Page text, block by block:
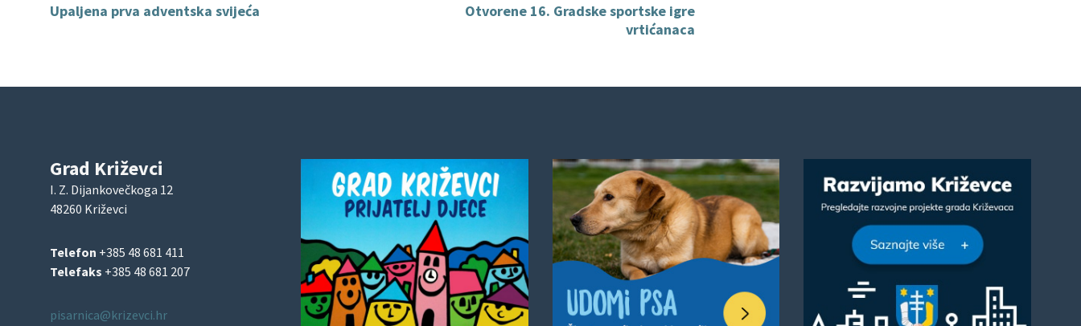
Upaljena prva adventska svijeća
Otvorene 16. Gradske sportske igre
vrtićanaca
Grad Križevci
I. Z. Dijankovečkoga 12
48260 Križevci
Telefon +385 48 681 411
Telefaks +385 48 681 207
pisarnica@krizevci.hr